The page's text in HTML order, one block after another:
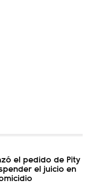
el pedido de Pity
el juicio en